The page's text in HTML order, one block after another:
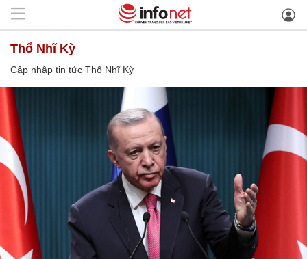
Thổ Nhĩ Kỳ
Cập nhập tin tức Thổ Nhĩ Kỳ